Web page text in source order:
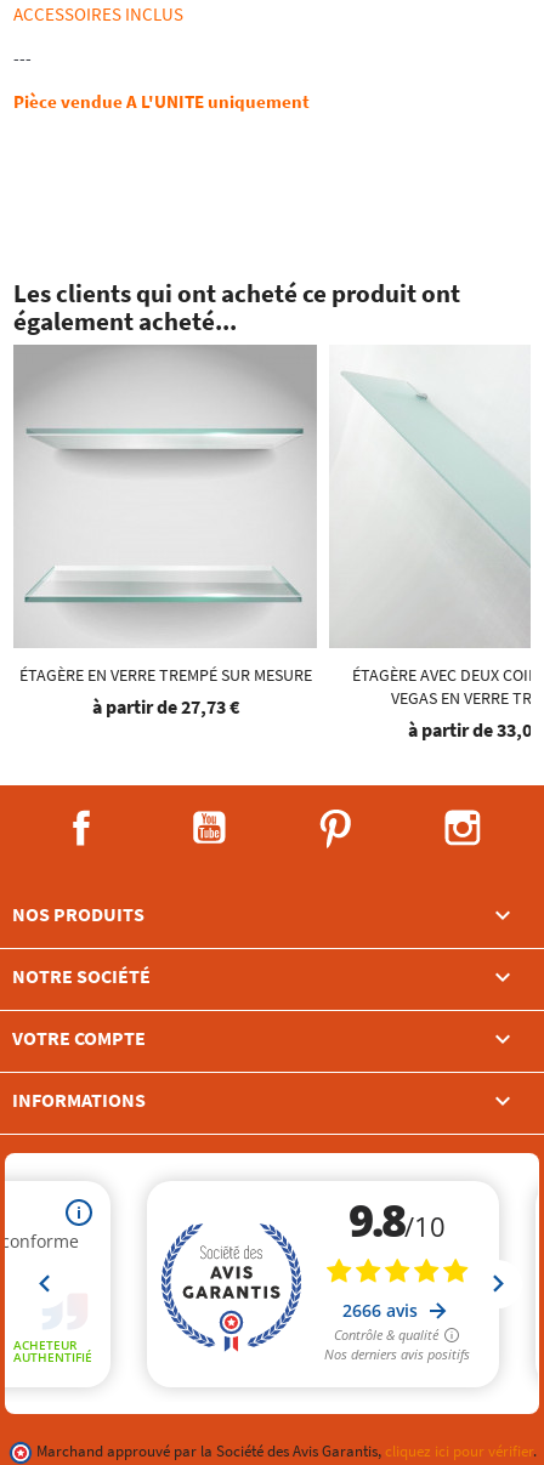
ACCESSOIRES INCLUS
---
Pièce vendue A L'UNITE uniquement
Les clients qui ont acheté ce produit ont
également acheté...
ÉTAGÈRE EN VERRE TREMPÉ SUR MESURE
à partir de27,73 €
ÉTAGÈRE AVEC DEUX
VEGAS EN VERRE
à partir de
NOS PRODUITS 
NOTRE SOCIÉTÉ 
VOTRE COMPTE 
INFORMATIONS keyboard_arrow_down
Marchand approuvé par la Société des Avis Garantis, cliquez ici pour vérifier.